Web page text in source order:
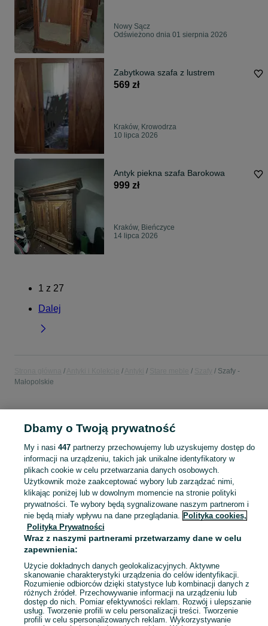
Nowy Sącz
Odświeżono dnia 01 sierpnia 2026
Zabytkowa szafa z lustrem
569 zł
Kraków, Krowodrza
10 lipca 2026
Antyk piekna szafa Barokowa
999 zł
Kraków, Bieńczyce
14 lipca 2026
1 z 27
Dalej
Szafy -
Małopolskie
KATEGORIA
Skorzystaj z największego serwisu ogłoszeniowego - Małopolskie i okolice! - kupuj lub sprzedawaj jeszcze wygodniej w kategorii Szafy!
Mapa kategorii
Mapa miejscowości
Mapa ministron
Popularne wyszukiwania
Dbamy o Twoją prywatność
My i nasi 447partnerzy przechowujemy lub uzyskujemy dostęp do
informacji na urządzeniu, takich jak unikalne identyfikatory w
plikach cookie w celu przetwarzania danych osobowych.
Użytkownik może zaakceptować wybory lub zarządzać nimi,
klikając poniżej lub w dowolnym momencie na stronie polityki
prywatności. Te wybory będą sygnalizowane naszym partnerom i
nie będą miały wpływu na dane przeglądania. Polityka cookies,
Polityka Prywatności
Wraz z naszymi partnerami przetwarzamy dane w celu
zapewnienia:
Użycie dokładnych danych geolokalizacyjnych. Aktywne
skanowanie charakterystyki urządzenia do celów identyfikacji.
Rozumienie odbiorców dzięki statystyce lub kombinacji danych z
różnych źródeł. Przechowywanie informacji na urządzeniu lub
dostęp do nich. Pomiar efektywności reklam. Rozwój i ulepszanie
usług. Tworzenie profili w celu personalizacji treści. Tworzenie
profili w celu spersonalizowanych reklam. Wykorzystywanie